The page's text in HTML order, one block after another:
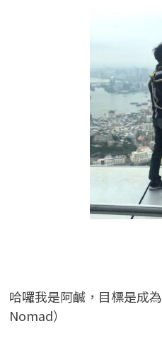
哈囉我是阿鹹，目標是成
Nomad）